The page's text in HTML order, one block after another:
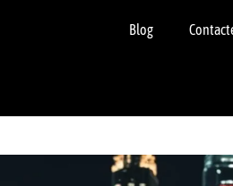
Blog